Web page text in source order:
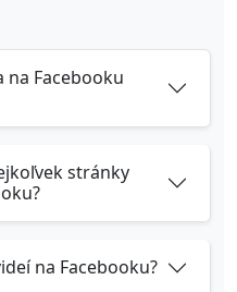
na Facebooku
stránky
na Facebooku?